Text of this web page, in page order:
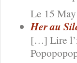
Le 15
Her au
[…] Lire